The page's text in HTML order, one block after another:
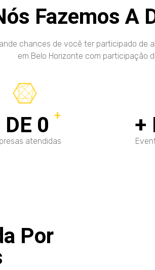
Fazemos A
chances de você ter participado de
em Belo Horizonte com participação
0 +
atendidas +
Por